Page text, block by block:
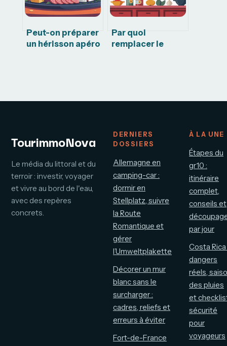
Peut-on préparer
un hérisson apéro
Par quoi
remplacer le
TourimmoNova
Le média du littoral et du
terroir : investir, voyager
et vivre au bord de l'eau,
avec des repères
concrets.
DERNIERS
DOSSIERS
Allemagne en
camping-car :
dormir en
Stellplatz, suivre
la Route
Romantique et
gérer
l’Umweltplakette
Décorer un mur
blanc sans le
surcharger :
cadres, reliefs et
erreurs à éviter
Fort-de-France
À LA UNE
Étapes du
gr10 :
itinéraire
complet,
conseils et
par jour
Costa Rica
dangers
réels,
des pluies
et
sécurité
pour
voyageurs